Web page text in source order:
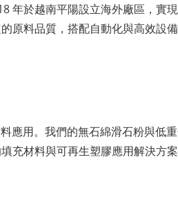
年於越南平陽設立海外廠區，實
原料品質，搭配自動化與高效設
應用。我們的無石綿滑石粉與低
材料與可再生塑膠應用解決方案